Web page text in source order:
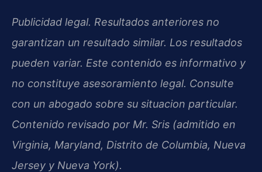
Publicidad legal. Resultados anteriores no
garantizan un resultado similar. Los resultados
pueden variar. Este contenido es informativo y
no constituye asesoramiento legal. Consulte
con un abogado sobre su situacion particular.
Contenido revisado por Mr. Sris (admitido en
Virginia, Maryland, Distrito de Columbia, Nueva
Jersey y Nueva York).